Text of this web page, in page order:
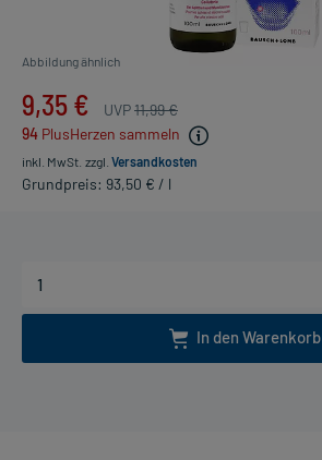
Abbildung ähnlich
9,35 € UVP11,99 €
94 PlusHerzen sammeln
inkl. MwSt. zzgl. Versandkosten
Grundpreis: 93,50 € / l
In den Warenkorb